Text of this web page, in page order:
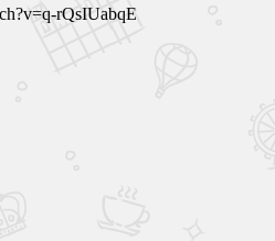
rQsIUabqE